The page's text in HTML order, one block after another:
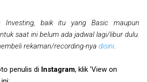
Investing, baik itu yang Basic maupun
saat ini belum ada jadwal lagi/libur dulu.
rekaman/recording-nya disini
penulis di Instagram, klik 'View on